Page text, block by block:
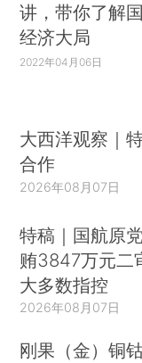
讲，带你了解
经济大局
2022年04月06日
大西洋观察｜
合作
2026年08月07日
特稿｜国航原
贿3847万元二
大多数指控
2026年08月07日
刚果（金）铜